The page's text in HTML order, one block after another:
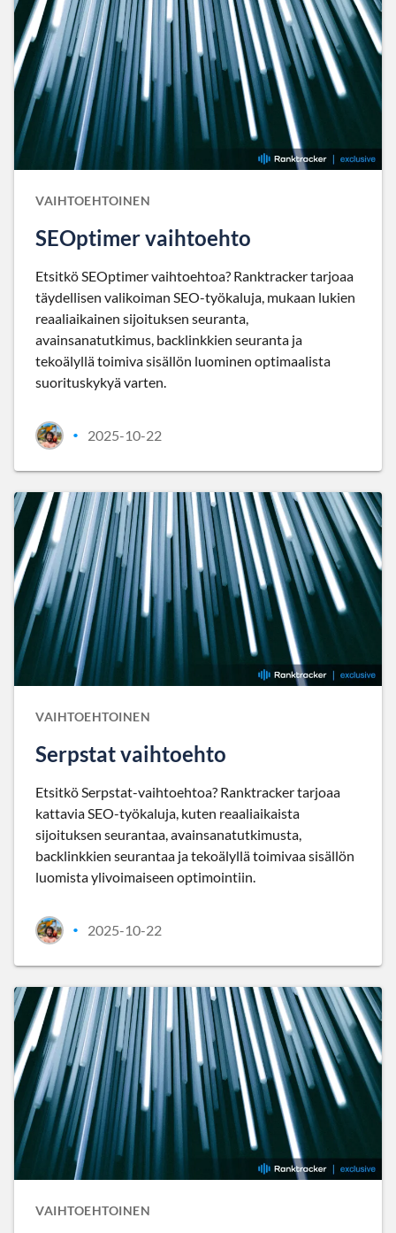
VAIHTOEHTOINEN
SEOptimer vaihtoehto
Etsitkö SEOptimer vaihtoehtoa? Ranktracker tarjoaa
täydellisen valikoiman SEO-työkaluja, mukaan lukien
reaaliaikainen sijoituksen seuranta,
avainsanatutkimus, backlinkkien seuranta ja
tekoälyllä toimiva sisällön luominen optimaalista
suorituskykyä varten.
• 2025-10-22
VAIHTOEHTOINEN
Serpstat vaihtoehto
Etsitkö Serpstat-vaihtoehtoa? Ranktracker tarjoaa
kattavia SEO-työkaluja, kuten reaaliaikaista
sijoituksen seurantaa, avainsanatutkimusta,
backlinkkien seurantaa ja tekoälyllä toimivaa sisällön
luomista ylivoimaiseen optimointiin.
• 2025-10-22
VAIHTOEHTOINEN